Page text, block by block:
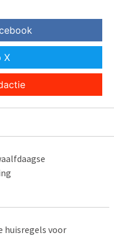
X
huisregels voor